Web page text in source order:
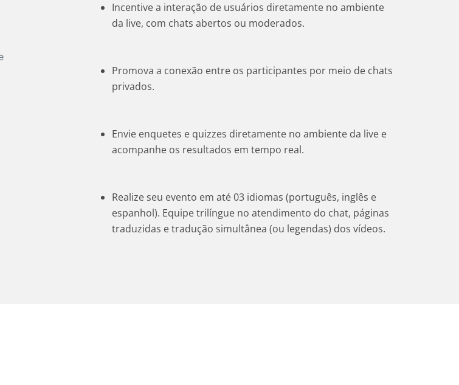
Incentive a interação de usuários diretamente no ambiente
da live, com chats abertos ou moderados.
Promova a conexão entre os participantes por meio de chats
privados.
Envie enquetes e quizzes diretamente no ambiente da live e
acompanhe os resultados em tempo real.
Realize seu evento em até 03 idiomas (português, inglês e
espanhol). Equipe trilíngue no atendimento do chat, páginas
traduzidas e tradução simultânea (ou legendas) dos vídeos.